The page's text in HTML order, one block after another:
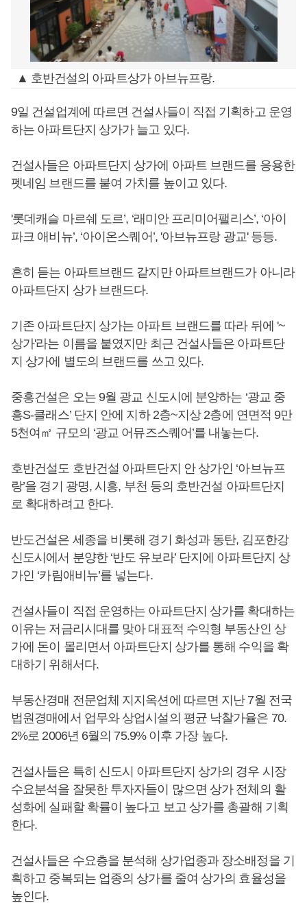
▲ 호반건설의 아파트상가 아브뉴프랑.
9일 건설업계에 따르면 건설사들이 직접 기획하고 운영
하는 아파트단지 상가가 늘고 있다.
건설사들은 아파트단지 상가에 아파트 브랜드를 응용한
펫네임 브랜드를 붙여 가치를 높이고 있다.
'롯데캐슬 마르쉐 도르’, ‘래미안 프리미어팰리스’, ‘아이
파크 애비뉴’, ‘아이온스퀘어’, '아브뉴프랑 광교' 등등.
흔히 듣는 아파트브랜드 같지만 아파트브랜드가 아니라
아파트단지 상가 브랜드다.
기존 아파트단지 상가는 아파트 브랜드를 따라 뒤에 '~
상가'라는 이름을 붙였지만 최근 건설사들은 아파트단
지 상가에 별도의 브랜드를 쓰고 있다.
중흥건설은 오는 9월 광교 신도시에 분양하는 ‘광교 중
흥S-클래스’ 단지 안에 지하 2층~지상 2층에 연면적 9만
5천여㎡ 규모의 ‘광교 어뮤즈스퀘어’를 내놓는다.
호반건설도 호반건설 아파트단지 안 상가인 ‘아브뉴프
랑’을 경기 광명, 시흥, 부천 등의 호반건설 아파트단지
로 확대하려고 한다.
반도건설은 세종을 비롯해 경기 화성과 동탄, 김포한강
신도시에서 분양한 ‘반도 유보라’ 단지에 아파트단지 상
가인 ‘카림애비뉴’를 넣는다.
건설사들이 직접 운영하는 아파트단지 상가를 확대하는
이유는 저금리시대를 맞아 대표적 수익형 부동산인 상
가에 돈이 몰리면서 아파트단지 상가를 통해 수익을 확
대하기 위해서다.
부동산경매 전문업체 지지옥션에 따르면 지난 7월 전국
법원경매에서 업무와 상업시설의 평균 낙찰가율은 70.
2%로 2006년 6월의 75.9% 이후 가장 높다.
건설사들은 특히 신도시 아파트단지 상가의 경우 시장
수요분석을 잘못한 투자자들이 많으면 상가 전체의 활
성화에 실패할 확률이 높다고 보고 상가를 총괄해 기획
한다.
건설사들은 수요층을 분석해 상가업종과 장소배정을 기
획하고 중복되는 업종의 상가를 줄여 상가의 효율성을
높인다.